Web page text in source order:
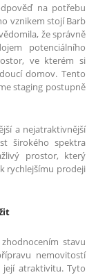
na potřebu
vznikem stojí Barb
že správně
potenciálního
ve kterém si
domov. Tento
staging postupně
a nejatraktivnější
širokého spektra
prostor, který
rychlejšímu prodeji
stavu
nemovitostí
atraktivitu. Tyto